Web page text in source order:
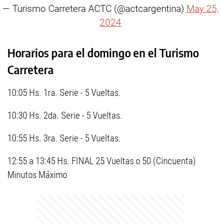
— Turismo Carretera ACTC (@actcargentina) May 25,
2024
Horarios para el domingo en el Turismo
Carretera
10:05 Hs. 1ra. Serie - 5 Vueltas.
10:30 Hs. 2da. Serie - 5 Vueltas.
10:55 Hs. 3ra. Serie - 5 Vueltas.
12:55 a 13:45 Hs. FINAL 25 Vueltas o 50 (Cincuenta)
Minutos Máximo